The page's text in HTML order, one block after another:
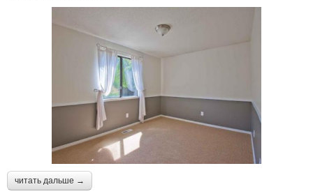
читать дальше →